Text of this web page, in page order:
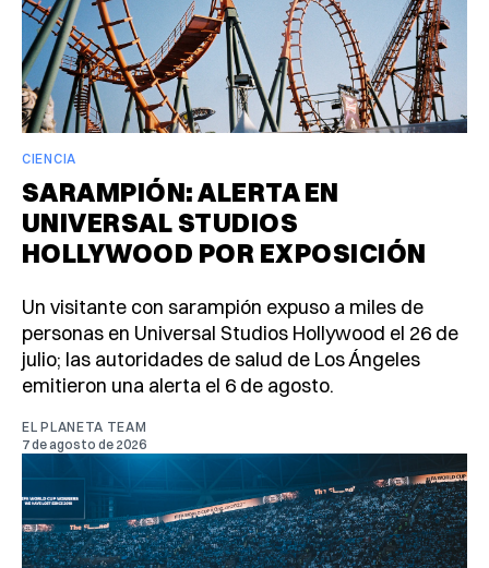
CIENCIA
SARAMPIÓN: ALERTA EN
UNIVERSAL STUDIOS
HOLLYWOOD POR EXPOSICIÓN
Un visitante con sarampión expuso a miles de
personas en Universal Studios Hollywood el 26 de
julio; las autoridades de salud de Los Ángeles
emitieron una alerta el 6 de agosto.
EL PLANETA TEAM
7 de agosto de 2026